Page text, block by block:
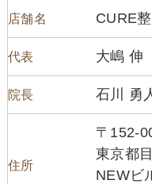
店舗名 CURE
代表 大嶋 伸
院長 石川 勇
住所
〒152-
東京都
NEWビ